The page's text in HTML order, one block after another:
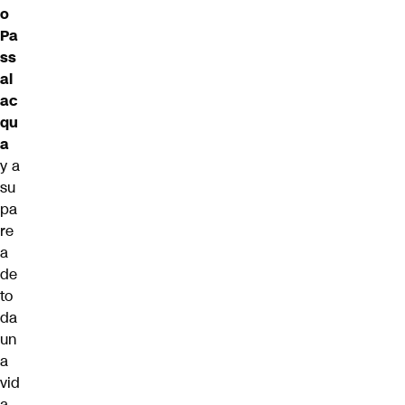
o
Pa
ss
al
ac
qu
a
y a
su
pa
re
a
de
to
da
un
a
vid